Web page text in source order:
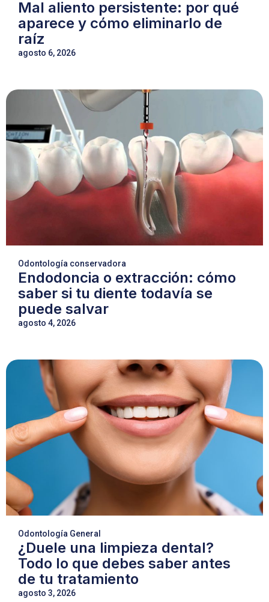
Mal aliento persistente: por qué
aparece y cómo eliminarlo de
raíz
agosto 6, 2026
Odontología conservadora
Endodoncia o extracción: cómo
saber si tu diente todavía se
puede salvar
agosto 4, 2026
Odontología General
¿Duele una limpieza dental?
Todo lo que debes saber antes
de tu tratamiento
agosto 3, 2026